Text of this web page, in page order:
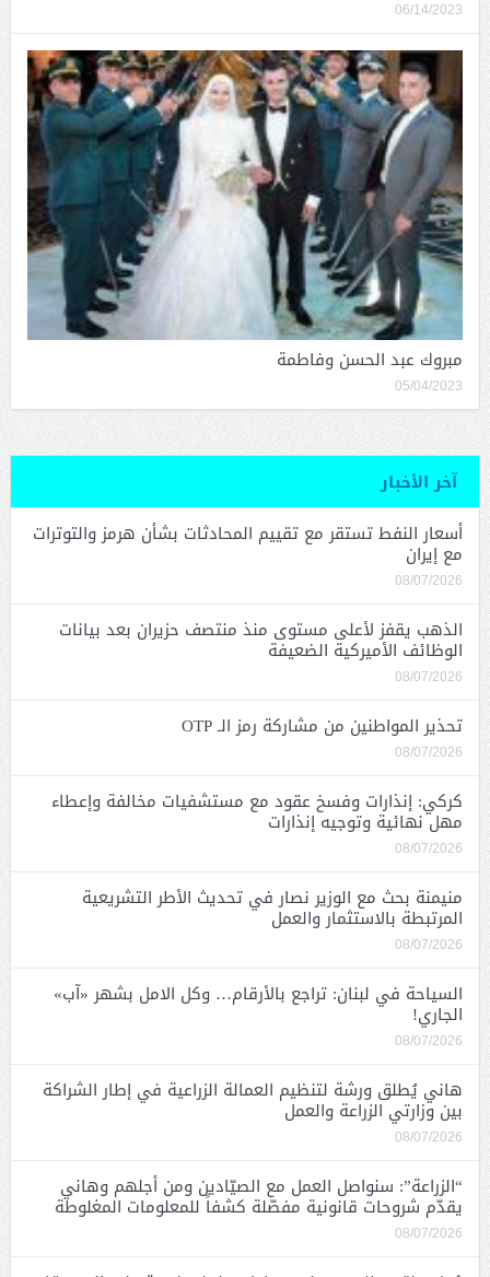
06/14/2023
مبروك عبد الحسن وفاطمة
05/04/2023
آخر الأخبار
أسعار النفط تستقر مع تقييم المحادثات بشأن هرمز والتوترات
مع إيران
08/07/2026
الذهب يقفز لأعلى مستوى منذ منتصف حزيران بعد بيانات
الوظائف الأميركية الضعيفة
08/07/2026
تحذير المواطنين من مشاركة رمز الـ OTP
08/07/2026
كركي: إنذارات وفسخ عقود مع مستشفيات مخالفة وإعطاء
مهل نهائية وتوجيه إنذارات
08/07/2026
منيمنة بحث مع الوزير نصار في تحديث الأطر التشريعية
المرتبطة بالاستثمار والعمل
08/07/2026
السياحة في لبنان: تراجع بالأرقام… وكل الامل بشهر «آب»
الجاري!
08/07/2026
هاني يُطلق ورشة لتنظيم العمالة الزراعية في إطار الشراكة
بين وزارتي الزراعة والعمل
08/07/2026
“الزراعة”: سنواصل العمل مع الصيّادين ومن أجلهم وهاني
يقدّم شروحات قانونية مفصّلة كشفاً للمعلومات المغلوطة
08/07/2026